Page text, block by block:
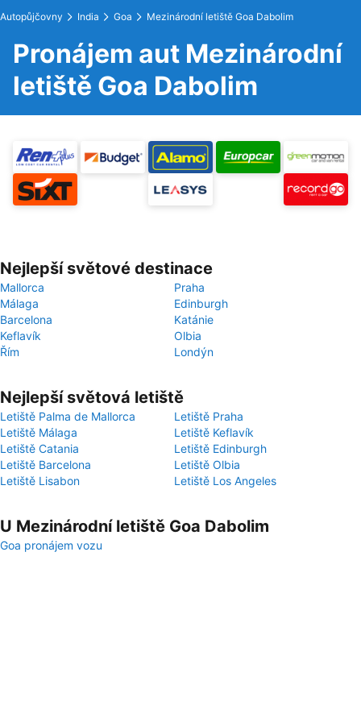
Autopůjčovny India Goa Mezinárodní letiště Goa Dabolim
Pronájem aut Mezinárodní
letiště Goa Dabolim
Nejlepší světové destinace
Mallorca
Praha
Málaga
Edinburgh
Barcelona
Katánie
Keflavík
Olbia
Řím
Londýn
Nejlepší světová letiště
Letiště Palma de Mallorca
Letiště Praha
Letiště Málaga
Letiště Keflavík
Letiště Catania
Letiště Edinburgh
Letiště Barcelona
Letiště Olbia
Letiště Lisabon
Letiště Los Angeles
U Mezinárodní letiště Goa Dabolim
Goa pronájem vozu